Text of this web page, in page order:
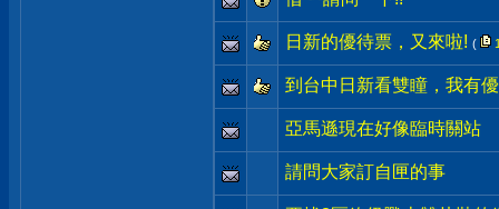
日新的優待票，又來啦! (
到台中日新看雙瞳，我有
亞馬遜現在好像臨時關站
請問大家訂自匣的事